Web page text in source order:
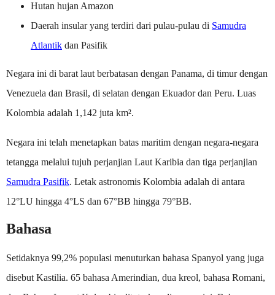
Hutan hujan Amazon
Daerah insular yang terdiri dari pulau-pulau di Samudra
Atlantik dan Pasifik
Negara ini di barat laut berbatasan dengan Panama, di timur dengan
Venezuela dan Brasil, di selatan dengan Ekuador dan Peru. Luas
Kolombia adalah 1,142 juta km².
Negara ini telah menetapkan batas maritim dengan negara-negara
tetangga melalui tujuh perjanjian Laut Karibia dan tiga perjanjian
Samudra Pasifik. Letak astronomis Kolombia adalah di antara
12°LU hingga 4°LS dan 67°BB hingga 79°BB.
Bahasa
Setidaknya 99,2% populasi menuturkan bahasa Spanyol yang juga
disebut Kastilia. 65 bahasa Amerindian, dua kreol, bahasa Romani,